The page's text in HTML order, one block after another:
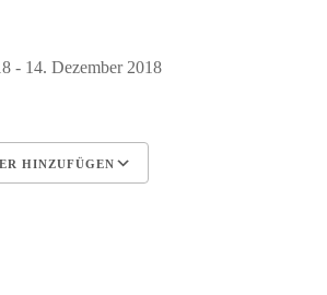
- 14. Dezember 2018
HINZUFÜGEN